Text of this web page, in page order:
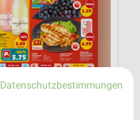
Datenschutzbestimmungen